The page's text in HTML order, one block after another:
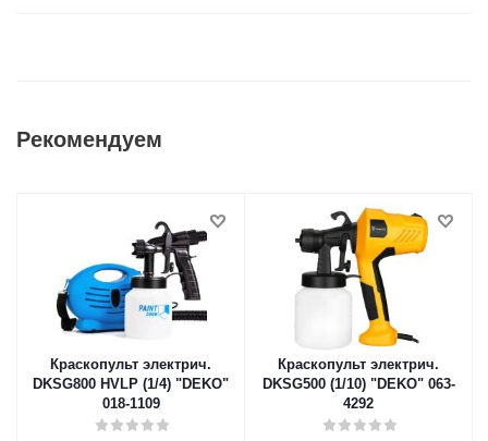
Рекомендуем
Краскопульт электрич.
DKSG800 HVLP (1/4) "DEKO"
018-1109
Краскопульт электрич.
DKSG500 (1/10) "DEKO" 063-
4292